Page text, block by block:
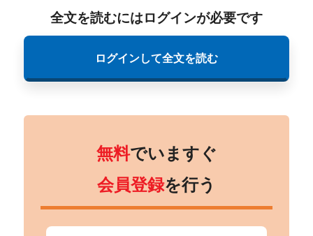
全文を読むにはログインが必要です
ログインして全文を読む
無料でいますぐ
会員登録を行う